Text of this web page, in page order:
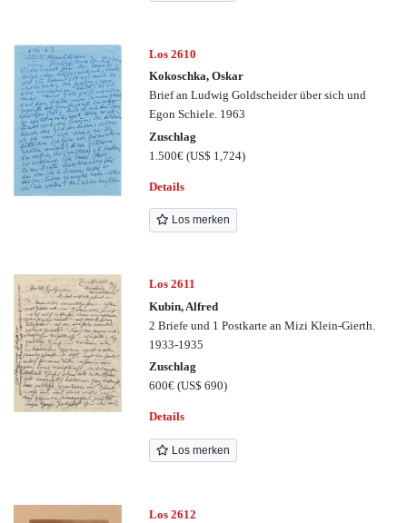
Los 2610
Kokoschka, Oskar
Brief an Ludwig Goldscheider über sich und
Egon Schiele. 1963
Zuschlag
1.500€(US$ 1,724)
Details
Los merken
Los 2611
Kubin, Alfred
2 Briefe und 1 Postkarte an Mizi Klein-Gierth.
1933-1935
Zuschlag
600€(US$ 690)
Details
Los merken
Los 2612